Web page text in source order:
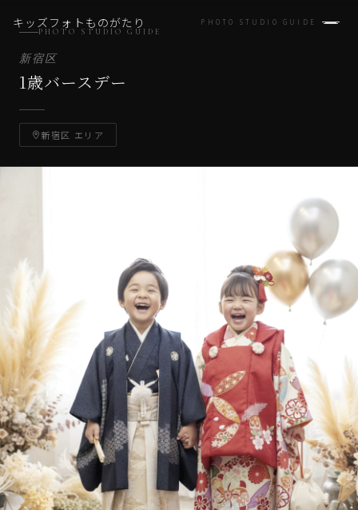
キッズフォトものがたり PHOTO STUDIO GUIDE
PHOTO STUDIO GUIDE
新宿区
1歳バースデー
新宿区 エリア